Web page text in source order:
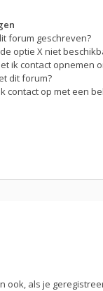
forum geschreven?
optie X niet
ik contact opnemen
dit forum?
contact op met een
als je